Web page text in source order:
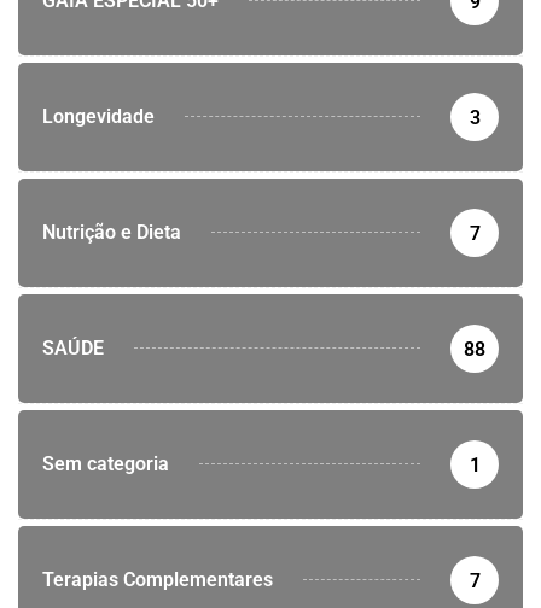
Longevidade 3
Nutrição e Dieta 7
SAÚDE 88
Sem categoria 1
Terapias Complementares 7